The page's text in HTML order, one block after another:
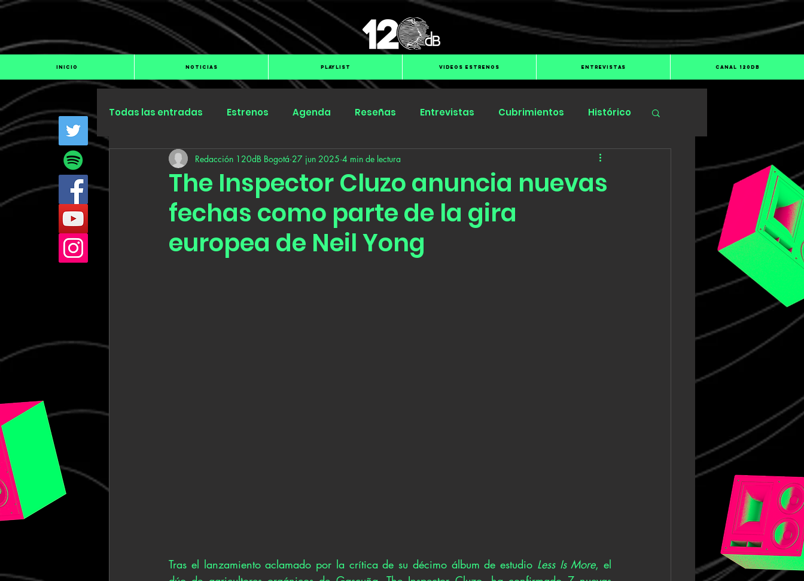
INICIO NOTICIAS PLAYLIST VIDEOS ESTRENOS ENTREVISTAS CANAL 120dB
Todas las entradas Estrenos Agenda Reseñas Entrevistas Cubrimientos Histórico
Industria Especiales Submit Hub Groover
The Inspector Cluzo anuncia nuevas
fechas como parte de la gira
europea de Neil Yong
Redacción 120dB Bogotá 27 jun 2025 4 min de lectura
Tras el lanzamiento aclamado por la crítica de su décimo álbum de estudio Less Is More, el